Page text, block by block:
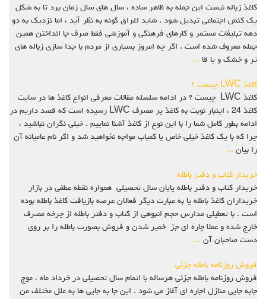
کاغذ زباله نیست این جمله به ظاهر ساده ، سال های سال زمان برد تا به شکل
یک کنش اجتماعی تبدیل شود . شاید اغراق گونه به نظر آید ، اما نزدیک به دو
دهه تبلیغات مستمر و کارهای فرهنگی و آموزشی فقط صرف جا انداختن همین
جمله معروف شده است . اگر چه امروز بسیاری از مردم با جدا سازی زباله های
تر و خشک و یا قا ...
کاغذ LWC چیست ؟
کاغذ LWC چیست ؟ در ادامه سلسله مقالات معرفی انواع کاغذ ها در سایت
کاغذ 24 ، اینبار نوبت به کاغذ پر مصرف LWC رسیده است که قصد داریم در
ادامه بطور کامل شما را با این نوع از کاغذ آشنا نماییم . خیلی نگران نباشید ،
چرا که با یک کاغذ خیلی خاص یا کمیاب مواجه نخواهید شد و اگر نام عامیانه آن
را بیان ...
خریدار کتاب و دفتر باطله
خریدار کتاب و دفتر باطله پایان سال تحصیلی همواره نقطه عطفی در بازار
خریداران کاغذ باطله یا به عبارت دیگر فعالان عرصه بازیافت کاغذ باطله بوده
است . با تعطیلی مدارس حجم انبوهی از کتاب و دفتر باطله از چرخه مصرف
خارج شده و عملا چاره ای جز خمیر شدن و فروش بصورت باطله را بر روی
دست صاحبان آن ...
فروش روزنامه باطله جزئی
فروش روزنامه باطله جزئی هرساله با اتمام سال تحصیلی در خرداد ماه ، موج
جابه جایی منازل اجاره ای آغاز می شود . این جا به جایی ها به علل مختلف من